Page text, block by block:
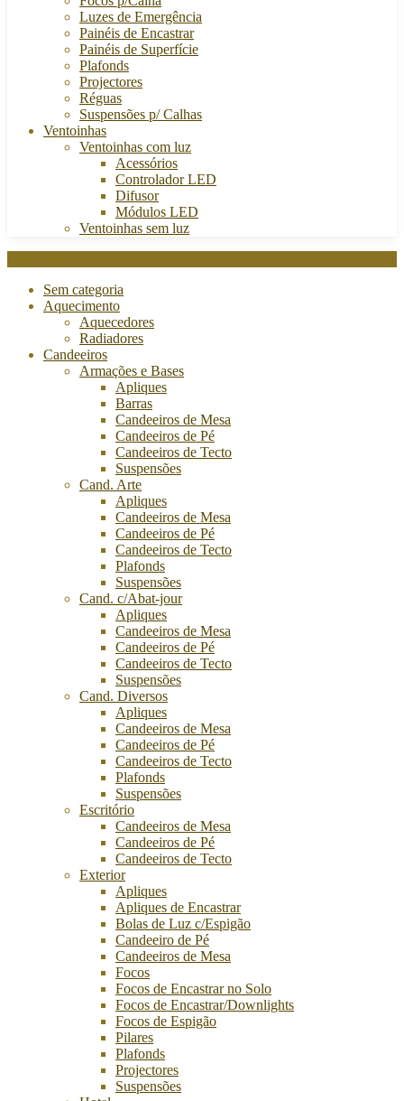
Luzes de Emergência
Painéis de Encastrar
Painéis de Superfície
Plafonds
Projectores
Réguas
Suspensões p/ Calhas
Ventoinhas
Ventoinhas com luz
Acessórios
Controlador LED
Difusor
Módulos LED
Ventoinhas sem luz
Sem categoria
Aquecimento
Aquecedores
Radiadores
Candeeiros
Armações e Bases
Apliques
Barras
Candeeiros de Mesa
Candeeiros de Pé
Candeeiros de Tecto
Suspensões
Cand. Arte
Apliques
Candeeiros de Mesa
Candeeiros de Pé
Candeeiros de Tecto
Plafonds
Suspensões
Cand. c/Abat-jour
Apliques
Candeeiros de Mesa
Candeeiros de Pé
Candeeiros de Tecto
Suspensões
Cand. Diversos
Apliques
Candeeiros de Mesa
Candeeiros de Pé
Candeeiros de Tecto
Plafonds
Suspensões
Escritório
Candeeiros de Mesa
Candeeiros de Pé
Candeeiros de Tecto
Exterior
Apliques
Apliques de Encastrar
Bolas de Luz c/Espigão
Candeeiro de Pé
Candeeiros de Mesa
Focos
Focos de Encastrar no Solo
Focos de Encastrar/Downlights
Focos de Espigão
Pilares
Plafonds
Projectores
Suspensões